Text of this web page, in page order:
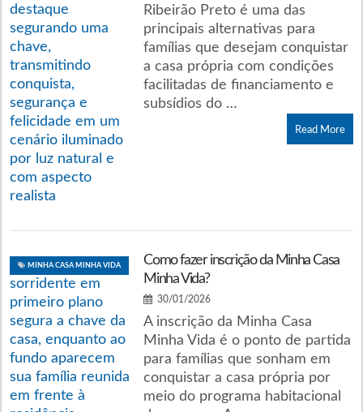
Ribeirão Preto é uma das
principais alternativas para
famílias que desejam conquistar
a casa própria com condições
facilitadas de financiamento e
subsídios do …
Read More
MINHA CASA MINHA VIDA
Como fazer inscrição da Minha Casa
Minha Vida?
30/01/2026
A inscrição da Minha Casa
Minha Vida é o ponto de partida
para famílias que sonham em
conquistar a casa própria por
meio do programa habitacional